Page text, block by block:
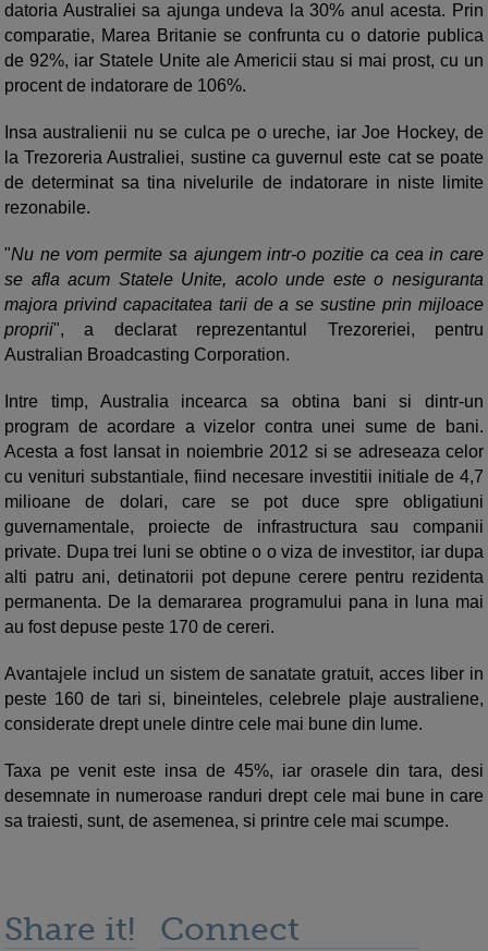
datoria Australiei sa ajunga undeva la 30% anul acesta. Prin
comparatie, Marea Britanie se confrunta cu o datorie publica
de 92%, iar Statele Unite ale Americii stau si mai prost, cu un
procent de indatorare de 106%.
Insa australienii nu se culca pe o ureche, iar Joe Hockey, de
la Trezoreria Australiei, sustine ca guvernul este cat se poate
de determinat sa tina nivelurile de indatorare in niste limite
rezonabile.
"Nu ne vom permite sa ajungem intr-o pozitie ca cea in care
se afla acum Statele Unite, acolo unde este o nesiguranta
majora privind capacitatea tarii de a se sustine prin mijloace
proprii", a declarat reprezentantul Trezoreriei, pentru
Australian Broadcasting Corporation.
Intre timp, Australia incearca sa obtina bani si dintr-un
program de acordare a vizelor contra unei sume de bani.
Acesta a fost lansat in noiembrie 2012 si se adreseaza celor
cu venituri substantiale, fiind necesare investitii initiale de 4,7
milioane de dolari, care se pot duce spre obligatiuni
guvernamentale, proiecte de infrastructura sau companii
private. Dupa trei luni se obtine o o viza de investitor, iar dupa
alti patru ani, detinatorii pot depune cerere pentru rezidenta
permanenta. De la demararea programului pana in luna mai
au fost depuse peste 170 de cereri.
Avantajele includ un sistem de sanatate gratuit, acces liber in
peste 160 de tari si, bineinteles, celebrele plaje australiene,
considerate drept unele dintre cele mai bune din lume.
Taxa pe venit este insa de 45%, iar orasele din tara, desi
desemnate in numeroase randuri drept cele mai bune in care
sa traiesti, sunt, de asemenea, si printre cele mai scumpe.
Share it! Connect